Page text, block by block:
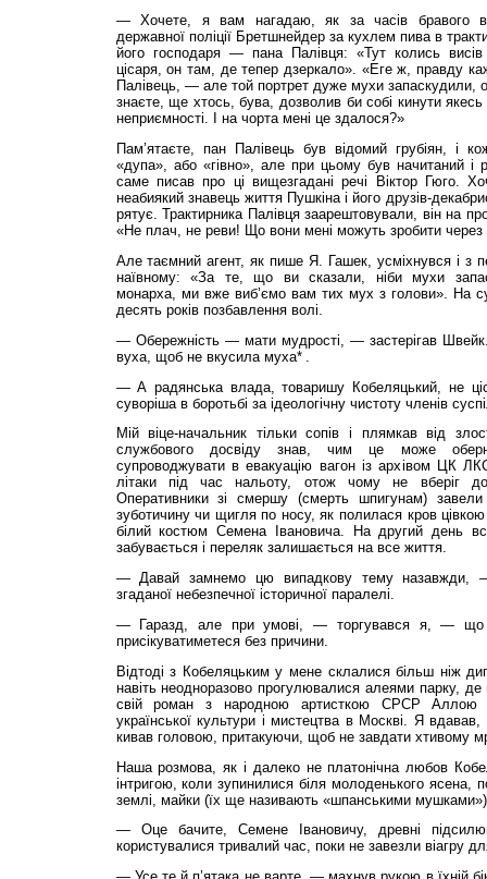
— Хочете, я вам нагадаю, як за часів бравого
державної поліції Бретшнейдер за кухлем пива в
його господаря — пана Палівця: «Тут колись висів
цісаря, он там, де тепер дзеркало». «Еге ж, правду
Палівець, — але той портрет дуже мухи запаскудили,
знаєте, ще хтось, бува, дозволив би собі кинути
неприємності. І на чорта мені це здалося?»
Пам’ятаєте, пан Палівець був відомий грубіян, і
«дупа», або «гівно», але при цьому був начитаний
саме писав про ці вищезгадані речі Віктор Гюго.
неабиякий знавець життя Пушкіна і його друзів-
рятує. Трактирника Палівця заарештовували, він на
«Не плач, не реви! Що вони мені можуть зробити через
Але таємний агент, як пише Я. Гашек, усміхнувся і з
наївному: «За те, що ви сказали, ніби мухи
монарха, ми вже виб’ємо вам тих мух з голови». На
десять років позбавлення волі.
— Обережність — мати мудрості, — застерігав
вуха, щоб не вкусила муха* .
— А радянська влада, товаришу Кобеляцький, не
суворіша в боротьбі за ідеологічну чистоту членів
Мій віце-начальник тільки сопів і плямкав від
службового досвіду знав, чим це може
супроводжувати в евакуацію вагон із архівом ЦК
літаки під час нальоту, отож чому не вберіг
Оперативники зі смершу (смерть шпигунам)
зуботичину чи щигля по носу, як полилася кров
білий костюм Семена Івановича. На другий день
забувається і переляк залишається на все життя.
— Давай замнемо цю випадкову тему назавжди,
згаданої небезпечної історичної паралелі.
— Гаразд, але при умові, — торгувався я, —
присікуватиметеся без причини.
Відтоді з Кобеляцьким у мене склалися більш ніж
навіть неодноразово прогулювалися алеями парку,
свій роман з народною артисткою СРСР Аллою
української культури і мистецтва в Москві. Я
кивав головою, притакуючи, щоб не завдати хтивому
Наша розмова, як і далеко не платонічна любов
інтригою, коли зупинилися біля молодень­кого ясена,
землі, майки (їх ще називають «шпанськими
— Оце бачите, Семене Івановичу, древні
користувалися тривалий час, поки не завез­ли віагру